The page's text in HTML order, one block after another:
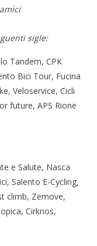
sigle:
Tandem, CPK
Bici Tour, Fucina
Veloservice, Cicli
future, APS Rione
e Salute, Nasca
Salento E-Cycling,
climb, Zemove,
Cirknos,